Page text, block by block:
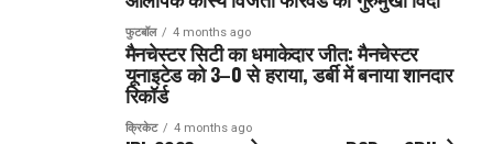
फुटबॉल 4 months ago
मैनचेस्टर सिटी का धमाकेदार जीत: मैनचेस्टर
यूनाइटेड को 3–0 से हराया, डर्बी में बनाया शानदार
रिकॉर्ड
क्रिकेट 4 months ago